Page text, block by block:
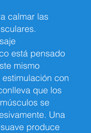
calmar las
está pensado
mismo
con
que los
se
Una
produce